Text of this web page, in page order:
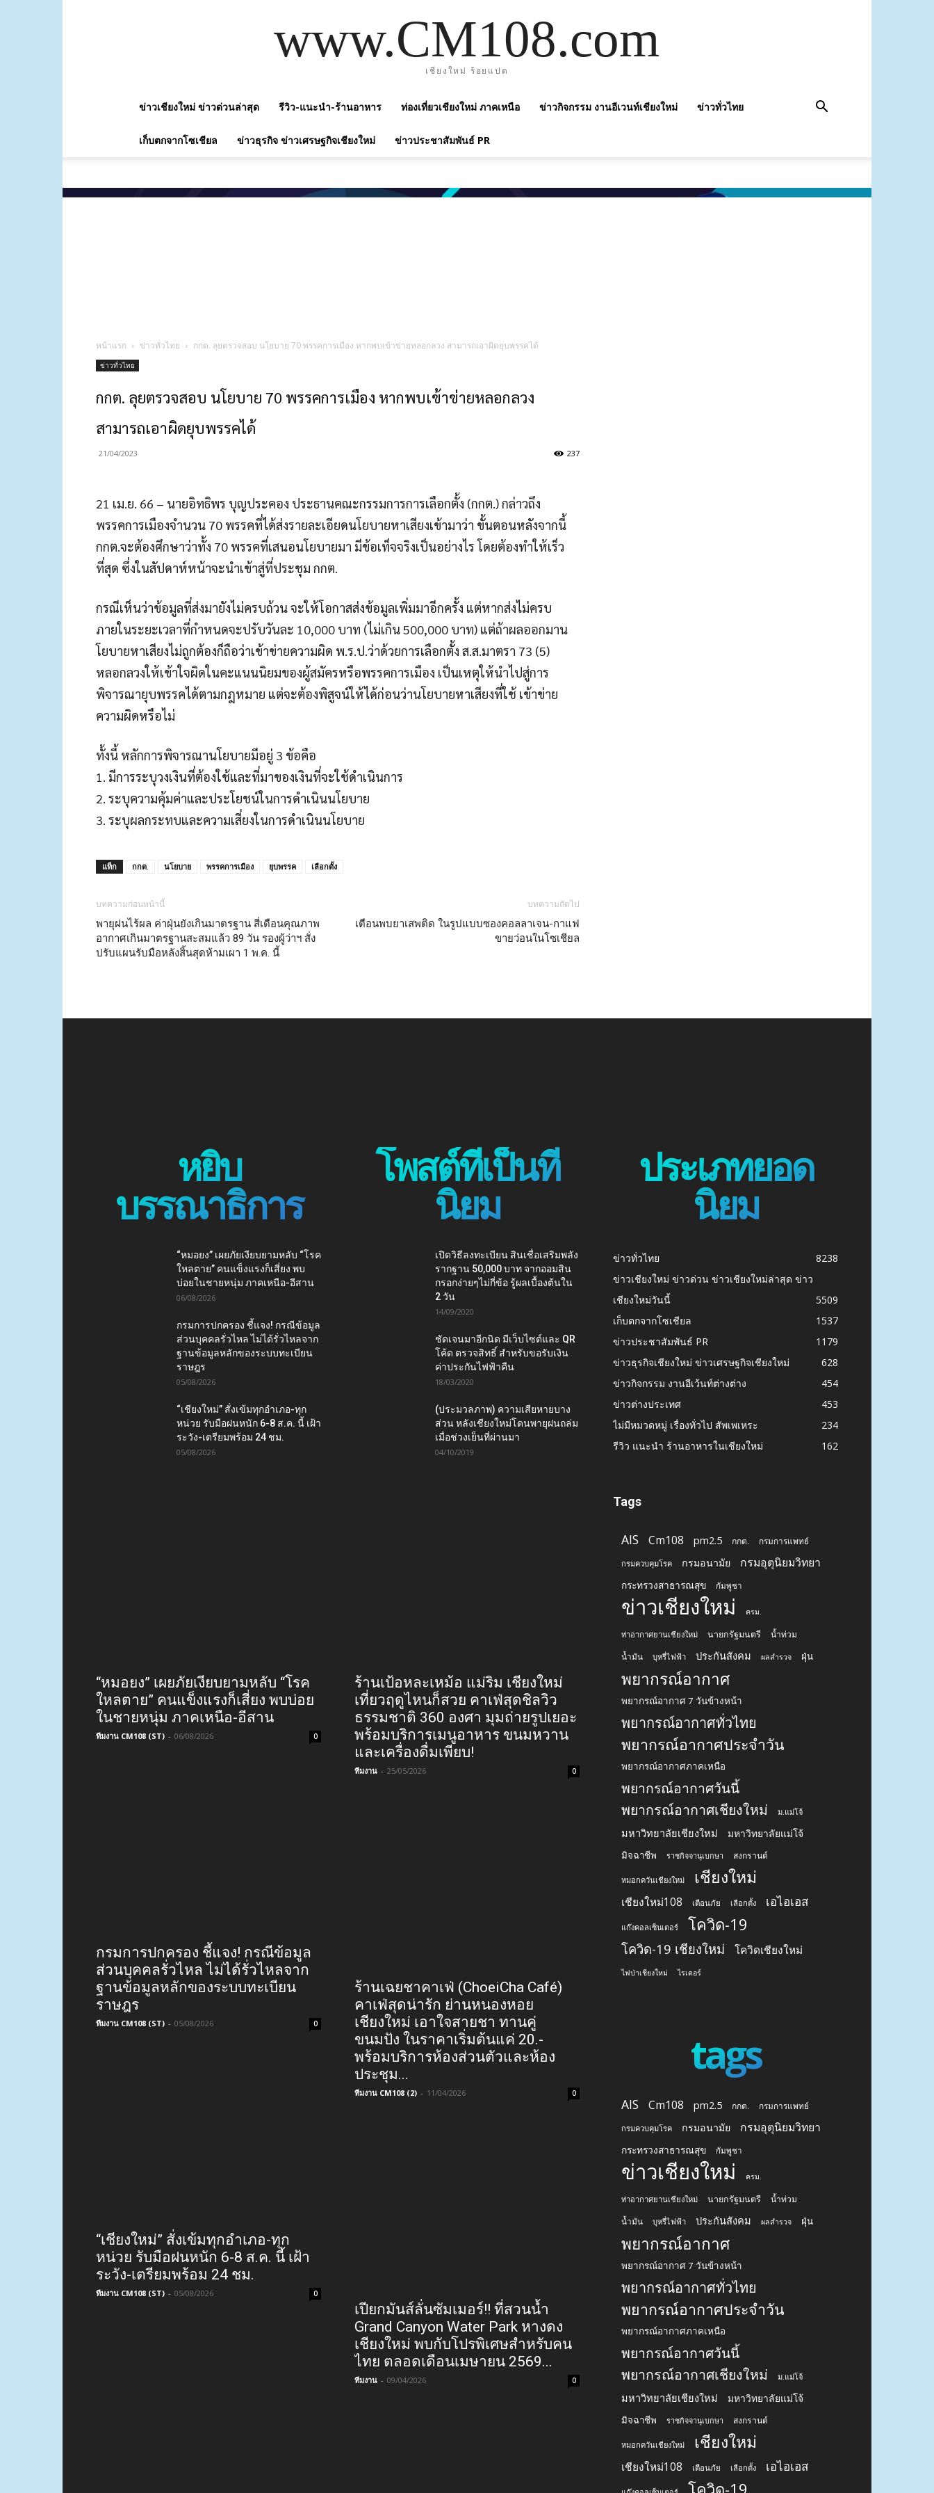
www.CM108.com
เชียงใหม่ ร้อยแปด
ข่าวเชียงใหม่ ข่าวด่วนล่าสุด รีวิว-แนะนำ-ร้านอาหาร ท่องเที่ยวเชียงใหม่ ภาคเหนือ ข่าวกิจกรรม งานอีเวนท์เชียงใหม่ ข่าวทั่วไทย
เก็บตกจากโซเชียล ข่าวธุรกิจ ข่าวเศรษฐกิจเชียงใหม่ ข่าวประชาสัมพันธ์ PR
หน้าแรก ข่าวทั่วไทย กกต. ลุยตรวจสอบ นโยบาย 70 พรรคการเมือง หากพบเข้าข่ายหลอกลวง สามารถเอาผิดยุบพรรคได้
ข่าวทั่วไทย
กกต. ลุยตรวจสอบ นโยบาย 70 พรรคการเมือง หากพบเข้าข่ายหลอกลวง
สามารถเอาผิดยุบพรรคได้
21/04/2023 237
21 เม.ย. 66 – นายอิทธิพร บุญประคอง ประธานคณะกรรมการการเลือกตั้ง (กกต.) กล่าวถึง
พรรคการเมืองจำนวน 70 พรรคที่ได้ส่งรายละเอียดนโยบายหาเสียงเข้ามาว่า ขั้นตอนหลังจากนี้
กกต.จะต้องศึกษาว่าทั้ง 70 พรรคที่เสนอนโยบายมา มีข้อเท็จจริงเป็นอย่างไร โดยต้องทำให้เร็ว
ที่สุด ซึ่งในสัปดาห์หน้าจะนำเข้าสู่ที่ประชุม กกต.
กรณีเห็นว่าข้อมูลที่ส่งมายังไม่ครบถ้วน จะให้โอกาสส่งข้อมูลเพิ่มมาอีกครั้ง แต่หากส่งไม่ครบ
ภายในระยะเวลาที่กำหนดจะปรับวันละ 10,000 บาท (ไม่เกิน 500,000 บาท) แต่ถ้าผลออกมาน
โยบายหาเสียงไม่ถูกต้องก็ถือว่าเข้าข่ายความผิด พ.ร.ป.ว่าด้วยการเลือกตั้ง ส.ส.มาตรา 73 (5)
หลอกลวงให้เข้าใจผิดในคะแนนนิยมของผู้สมัครหรือพรรคการเมือง เป็นเหตุให้นำไปสู่การ
พิจารณายุบพรรคได้ตามกฎหมาย แต่จะต้องพิสูจน์ให้ได้ก่อนว่านโยบายหาเสียงที่ใช้ เข้าข่าย
ความผิดหรือไม่
ทั้งนี้ หลักการพิจารณานโยบายมีอยู่ 3 ข้อคือ
1. มีการระบุวงเงินที่ต้องใช้และที่มาของเงินที่จะใช้ดำเนินการ
2. ระบุความคุ้มค่าและประโยชน์ในการดำเนินนโยบาย
3. ระบุผลกระทบและความเสี่ยงในการดำเนินนโยบาย
แท็ก กกต. นโยบาย พรรคการเมือง ยุบพรรค เลือกตั้ง
บทความก่อนหน้านี้
พายุฝนไร้ผล ค่าฝุ่นยังเกินมาตรฐาน สี่เดือนคุณภาพ
อากาศเกินมาตรฐานสะสมแล้ว 89 วัน รองผู้ว่าฯ สั่ง
ปรับแผนรับมือหลังสิ้นสุดห้ามเผา 1 พ.ค. นี้
บทความถัดไป
เตือนพบยาเสพติด ในรูปแบบซองคอลลาเจน-กาแฟ
ขายว่อนในโซเชียล
หยิบ
บรรณาธิการ
“หมอยง” เผยภัยเงียบยามหลับ “โรค
ใหลตาย” คนแข็งแรงก็เสี่ยง พบ
บ่อยในชายหนุ่ม ภาคเหนือ-อีสาน
06/08/2026
กรมการปกครอง ชี้แจง! กรณีข้อมูล
ส่วนบุคคลรั่วไหล ไม่ได้รั่วไหลจาก
ฐานข้อมูลหลักของระบบทะเบียน
ราษฎร
05/08/2026
“เชียงใหม่” สั่งเข้มทุกอำเภอ-ทุก
หน่วย รับมือฝนหนัก 6-8 ส.ค. นี้ เฝ้า
ระวัง-เตรียมพร้อม 24 ชม.
05/08/2026
“หมอยง” เผยภัยเงียบยามหลับ “โรค
ใหลตาย” คนแข็งแรงก็เสี่ยง พบบ่อย
ในชายหนุ่ม ภาคเหนือ-อีสาน
ทีมงาน CM108 (ST) - 06/08/2026 0
กรมการปกครอง ชี้แจง! กรณีข้อมูล
ส่วนบุคคลรั่วไหล ไม่ได้รั่วไหลจาก
ฐานข้อมูลหลักของระบบทะเบียน
ราษฎร
ทีมงาน CM108 (ST) - 05/08/2026 0
“เชียงใหม่” สั่งเข้มทุกอำเภอ-ทุก
หน่วย รับมือฝนหนัก 6-8 ส.ค. นี้ เฝ้า
ระวัง-เตรียมพร้อม 24 ชม.
ทีมงาน CM108 (ST) - 05/08/2026 0
โพสต์ที่เป็นที่
นิยม
เปิดวิธีลงทะเบียน สินเชื่อเสริมพลัง
รากฐาน 50,000 บาท จากออมสิน
กรอกง่ายๆไม่กี่ข้อ รู้ผลเบื้องต้นใน
2 วัน
14/09/2020
ชัดเจนมาอีกนิด มีเว็บไซต์และ QR
โค้ด ตรวจสิทธิ์ สำหรับขอรับเงิน
ค่าประกันไฟฟ้าคืน
18/03/2020
(ประมวลภาพ) ความเสียหายบาง
ส่วน หลังเชียงใหม่โดนพายุฝนถล่ม
เมื่อช่วงเย็นที่ผ่านมา
04/10/2019
ร้านเป้อหละเหม้อ แม่ริม เชียงใหม่
เที่ยวฤดูไหนก็สวย คาเฟ่สุดชิลวิว
ธรรมชาติ 360 องศา มุมถ่ายรูปเยอะ
พร้อมบริการเมนูอาหาร ขนมหวาน
และเครื่องดื่มเพียบ!
ทีมงาน - 25/05/2026 0
ร้านเฉยชาคาเฟ่ (ChoeiCha Café)
คาเฟ่สุดน่ารัก ย่านหนองหอย
เชียงใหม่ เอาใจสายชา ทานคู่
ขนมปัง ในราคาเริ่มต้นแค่ 20.-
พร้อมบริการห้องส่วนตัวและห้อง
ประชุม...
ทีมงาน CM108 (2) - 11/04/2026 0
เปียกมันส์ลั่นซัมเมอร์!! ที่สวนน้ำ
Grand Canyon Water Park หางดง
เชียงใหม่ พบกับโปรพิเศษสำหรับคน
ไทย ตลอดเดือนเมษายน 2569...
ทีมงาน - 09/04/2026 0
ประเภทยอด
นิยม
ข่าวทั่วไทย
8238
ข่าวเชียงใหม่ ข่าวด่วน ข่าวเชียงใหม่ล่าสุด ข่าว
เชียงใหม่วันนี้
5509
เก็บตกจากโซเชียล
1537
ข่าวประชาสัมพันธ์ PR
1179
ข่าวธุรกิจเชียงใหม่ ข่าวเศรษฐกิจเชียงใหม่
628
ข่าวกิจกรรม งานอีเว้นท์ต่างต่าง
454
ข่าวต่างประเทศ
453
ไม่มีหมวดหมู่ เรื่องทั่วไป สัพเพเหระ
234
รีวิว แนะนำ ร้านอาหารในเชียงใหม่
162
Tags
AIS Cm108 pm2.5 กกต. กรมการแพทย์
กรมควบคุมโรค กรมอนามัย กรมอุตุนิยมวิทยา
กระทรวงสาธารณสุข กัมพูชา
ข่าวเชียงใหม่ ครม.
ท่าอากาศยานเชียงใหม่ นายกรัฐมนตรี น้ำท่วม
น้ำมัน บุหรี่ไฟฟ้า ประกันสังคม ผลสำรวจ ฝุ่น
พยากรณ์อากาศ
พยากรณ์อากาศ 7 วันข้างหน้า
พยากรณ์อากาศทั่วไทย
พยากรณ์อากาศประจำวัน
พยากรณ์อากาศภาคเหนือ
พยากรณ์อากาศวันนี้
พยากรณ์อากาศเชียงใหม่
ม.แม่โจ้
มหาวิทยาลัยเชียงใหม่ มหาวิทยาลัยแม่โจ้
มิจฉาชีพ ราชกิจจานุเบกษา สงกรานต์
หมอกควันเชียงใหม่ เชียงใหม่
เชียงใหม่108 เตือนภัย เลือกตั้ง เอไอเอส
แก๊งคอลเซ็นเตอร์ โควิด-19
โควิด-19 เชียงใหม่ โควิดเชียงใหม่
ไฟป่าเชียงใหม่ ไรเดอร์
tags
AIS Cm108 pm2.5 กกต. กรมการแพทย์
กรมควบคุมโรค กรมอนามัย กรมอุตุนิยมวิทยา
กระทรวงสาธารณสุข กัมพูชา
ข่าวเชียงใหม่ ครม.
ท่าอากาศยานเชียงใหม่ นายกรัฐมนตรี น้ำท่วม
น้ำมัน บุหรี่ไฟฟ้า ประกันสังคม ผลสำรวจ ฝุ่น
พยากรณ์อากาศ
พยากรณ์อากาศ 7 วันข้างหน้า
พยากรณ์อากาศทั่วไทย
พยากรณ์อากาศประจำวัน
พยากรณ์อากาศภาคเหนือ
พยากรณ์อากาศวันนี้
พยากรณ์อากาศเชียงใหม่
ม.แม่โจ้
มหาวิทยาลัยเชียงใหม่ มหาวิทยาลัยแม่โจ้
มิจฉาชีพ ราชกิจจานุเบกษา สงกรานต์
หมอกควันเชียงใหม่ เชียงใหม่
เชียงใหม่108 เตือนภัย เลือกตั้ง เอไอเอส
โควิด-19